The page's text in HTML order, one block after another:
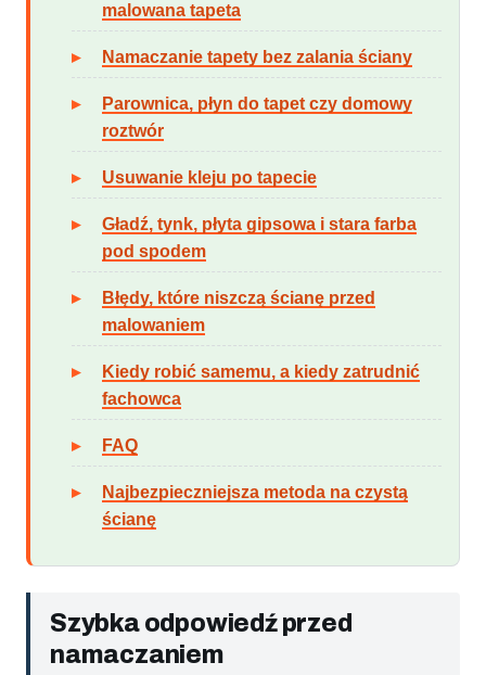
malowana tapeta
Namaczanie tapety bez zalania ściany
Parownica, płyn do tapet czy domowy
roztwór
Usuwanie kleju po tapecie
Gładź, tynk, płyta gipsowa i stara farba
pod spodem
Błędy, które niszczą ścianę przed
malowaniem
Kiedy robić samemu, a kiedy zatrudnić
fachowca
FAQ
Najbezpieczniejsza metoda na czystą
ścianę
Szybka odpowiedź przed
namaczaniem